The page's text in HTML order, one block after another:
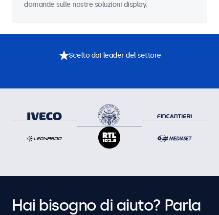
domande sulle nostre soluzioni display.
Scelto dai leader del settore
Hai bisogno di aiuto? Parla